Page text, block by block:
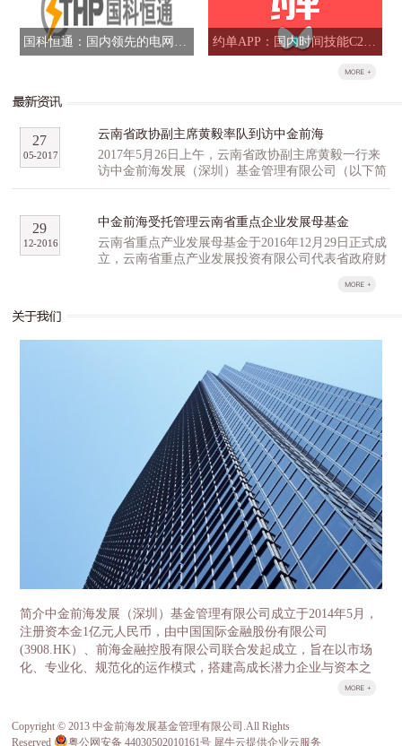
国科恒通：国内领先的电网信息化解决方案提供商 约单APP：国内时间技能C2C交易平台
云南省政协副主席黄毅率队到访中金前海
2017年5月26日上午，云南省政协副主席黄毅一行来
访中金前海发展（深圳）基金管理有限公司（以下简
称“中金前海”），与中金前海副总经理石明达、董事
业发展母基金（以下简称“云南母基金”）等事宜进行
了深入研讨交流。 黄毅一行对公司的产业基金
管理经验和投资项目进行了重点了解，并就云南生物
及高原特色农业创新创业产业园区的提案，以及配套
的孵化招商投融资方面经验进行了广泛的探讨。他表
通。 中金前海副总经理石明达首先介绍了中金
前海的基本情况和发展历程，总结了前海自贸区在产
业基金及特色小镇方面的经验。 中金前海董事总经
理胡祺昊则作为云南母基金的主要负责人，对中金前
海管理的云南母基金、氢能源基金等重要的区域性、
行业性代表基金做了介绍，并交流了过去几年公司投
资的重要项目，如中石化、百果园、坚果微影院、万
色城等。其中中国果业龙头百果园项目因为与云南的
农业科技和高原特色产业相关度高，经营模式先进，
规模领先、受到大家的重点关注和热烈讨论，昭通野
苹果案例更是令云南的客人赞叹不已。宾主相约邀请
百果园的管理层与云南农科院以及高原特色果业的龙
头企业进行成体系的对接，推动实现高品质云南水果
跨省跨季，市场驱动的良性发展。 目前，中金
前海实际投资规模已达130亿元，管理资产规模超200
亿。不仅获得证券时报评选的2016年最具成长性创投
机构称号，中金前海董事总经理胡祺昊也获得了2016
年最佳新锐投资人的称号，所投项目多次入选清科、
投中等行业领先排名。其股东中金公司和前海金控分
别管理着国家新兴产业创业投资引导基金、成都前海
2017
-
05
27
中金前海受托管理云南省重点企业发展母基金
云南省重点产业发展母基金于2016年12月29日正式成
立，云南省重点产业发展投资有限公司代表省政府财
基金、尚融资本、百果园等多家机构作为第一批战略
规模。 云南省重点产业发展基金分为母基金和子基
改革委牵头，委托中金前海（深圳）基金管理有限公
司负责具体运营管理。省政府授权省发展改革委履行
政府出资人职责，首期整合省级财政资金16亿元，逐
年整合省级财政中扶持产业发展50%左右的存量资金
以及全部新增投入部分，加上子基金收益的滚动使
用，5年争取整合100亿元左右资金作为引导资金，母
基金管理公司按照1:1-1:2的比例进行社会募集，首期
母基金规模达到32亿元-48亿元、5年达到200亿元-300
亿元。 子基金由各重点产业领导小组牵头，按照“一
个产业、一支基金”的思路，分别设立8个重点产业发
展子基金，同时设立1个并购基金和1个国际产能合作
基金服务8个重点产业，按照“成熟一支、设立一
支”的原则，经母基金管理人中金前海（深圳）基金
管理有限公司核准设立。 云南省发展改革委作为政
情况，确保基金稳健运作。设立产业投资基金是一项
重大改革和创新工作，对于更好发挥财政资金对社会
资金的引导作用，充分发挥市场在资源配置中的决定
性作用，优化财政资金支持方式，顺利推进重点产业
2016
-
12
29
关于我们
简介中金前海发展（深圳）基金管理有限公司成立于2014年5月，
注册资本金1亿元人民币，由中国国际金融股份有限公司
(3908.HK）、前海金融控股有限公司联合发起成立，旨在以市场
化、专业化、规范化的运作模式，搭建高成长潜力企业与资本之
间的桥梁。 荣誉公司于2014年底荣获由深圳市前海管理局、前海
Copyright © 2013 中金前海发展基金管理有限公司.All Rights
Reserved
粤公网安备 44030502010161号 犀牛云提供企业云服务